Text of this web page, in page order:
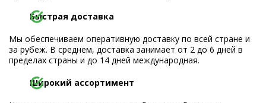
Быстрая доставка
Мы обеспечиваем оперативную доставку по всей стране и
за рубеж. В среднем, доставка занимает от 2 до 6 дней в
пределах страны и до 14 дней международная.
Широкий ассортимент